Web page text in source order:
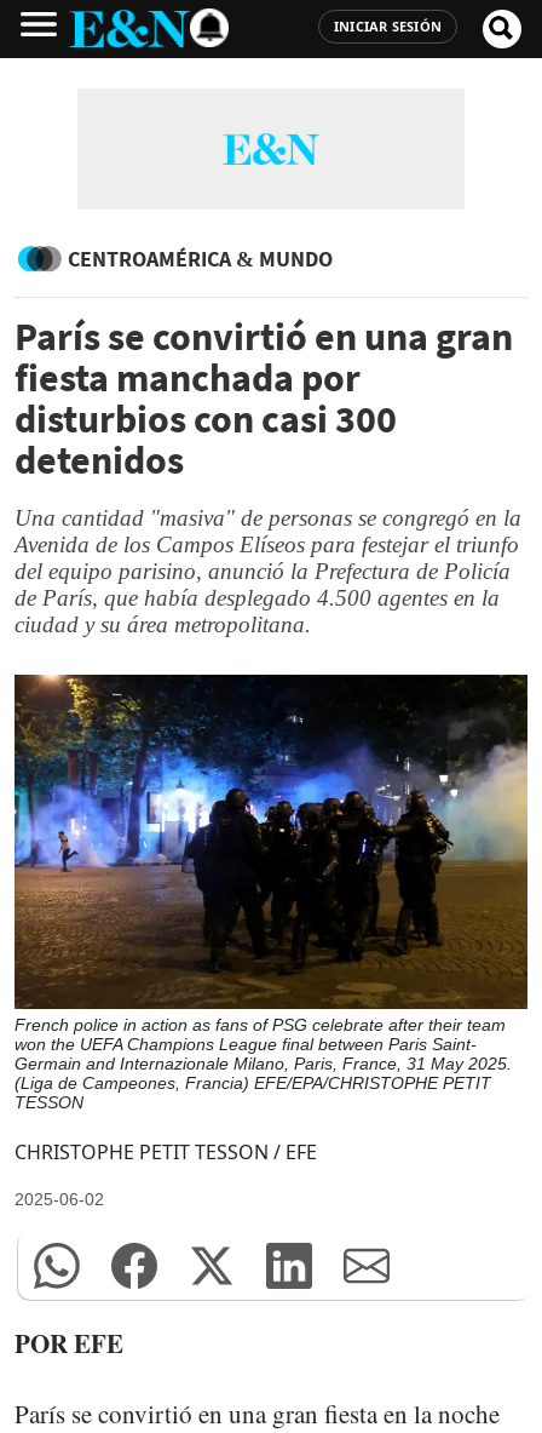
INICIAR SESIÓN
CENTROAMÉRICA & MUNDO
París se convirtió en una gran
fiesta manchada por
disturbios con casi 300
detenidos
Una cantidad "masiva" de personas se congregó en la
Avenida de los Campos Elíseos para festejar el triunfo
del equipo parisino, anunció la Prefectura de Policía
de París, que había desplegado 4.500 agentes en la
ciudad y su área metropolitana.
French police in action as fans of PSG celebrate after their team
won the UEFA Champions League final between Paris Saint-
Germain and Internazionale Milano, Paris, France, 31 May 2025.
(Liga de Campeones, Francia) EFE/EPA/CHRISTOPHE PETIT
TESSON
CHRISTOPHE PETIT TESSON / EFE
2025-06-02
POR EFE
París se convirtió en una gran fiesta en la noche